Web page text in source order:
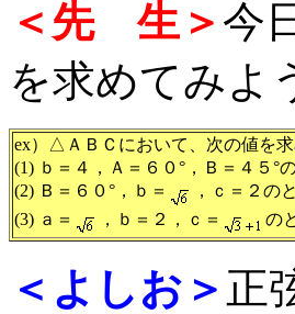
＜先 生＞ 今
を求めてみよ
ex）△ＡＢＣにおいて、次の値を求
(1) ｂ＝４，Ａ＝６０°，Ｂ＝４５°
(2) Ｂ＝６０°，ｂ＝
，ｃ＝２の
(3) ａ＝
，ｂ＝２，ｃ＝ の
＜よしお＞ 正